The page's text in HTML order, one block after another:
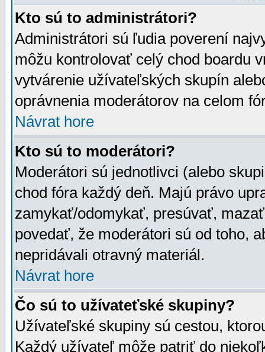
Kto sú to administrátori?
Administrátori sú ľudia poverení
môžu kontrolovať celý chod boardu
vytvárenie užívateľských skupín
oprávnenia moderátorov na celom
Návrat hore
Kto sú to moderátori?
Moderátori sú jednotlivci (alebo
chod fóra každý deň. Majú právo
zamykať/odomykať, presúvať,
povedať, že moderátori sú od toho,
nepridávali otravný materiál.
Návrat hore
Čo sú to užívateťské skupiny?
Užívateľské skupiny sú cestou,
Každý užívateľ môže patriť do